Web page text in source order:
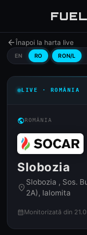
arrow_backÎnapoi la harta live
EN RO RON/L
LIVE · ROMÂNIA
publicROMÂNIA
Slobozia
place
Slobozia , Sos.
2A), Ialomita
calendar_month Monitorizată din